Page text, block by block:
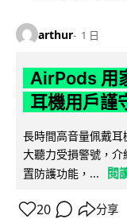
arthur 1 日
AirPods 用
耳機用戶
長時間高音量佩戴
大聽力受損警號，
置防護功能，...
閱
20 分享